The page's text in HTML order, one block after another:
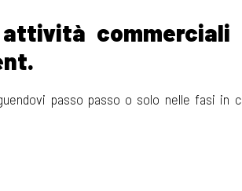
commerciali
passo passo o solo nelle fasi in